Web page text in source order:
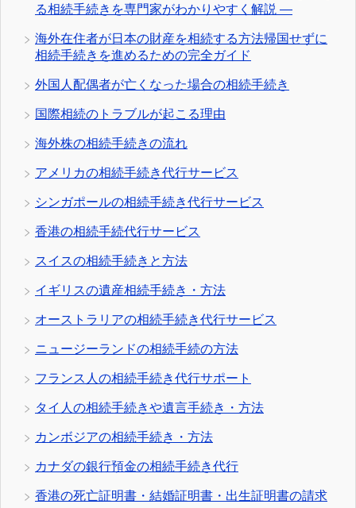
る相続手続きを専門家がわかりやすく解説 ―
海外在住者が日本の財産を相続する方法帰国せずに
相続手続きを進めるための完全ガイド
外国人配偶者が亡くなった場合の相続手続き
国際相続のトラブルが起こる理由
海外株の相続手続きの流れ
アメリカの相続手続き代行サービス
シンガポールの相続手続き代行サービス
香港の相続手続代行サービス
スイスの相続手続きと方法
イギリスの遺産相続手続き・方法
オーストラリアの相続手続き代行サービス
ニュージーランドの相続手続の方法
フランス人の相続手続き代行サポート
タイ人の相続手続きや遺言手続き・方法
カンボジアの相続手続き・方法
カナダの銀行預金の相続手続き代行
香港の死亡証明書・結婚証明書・出生証明書の請求